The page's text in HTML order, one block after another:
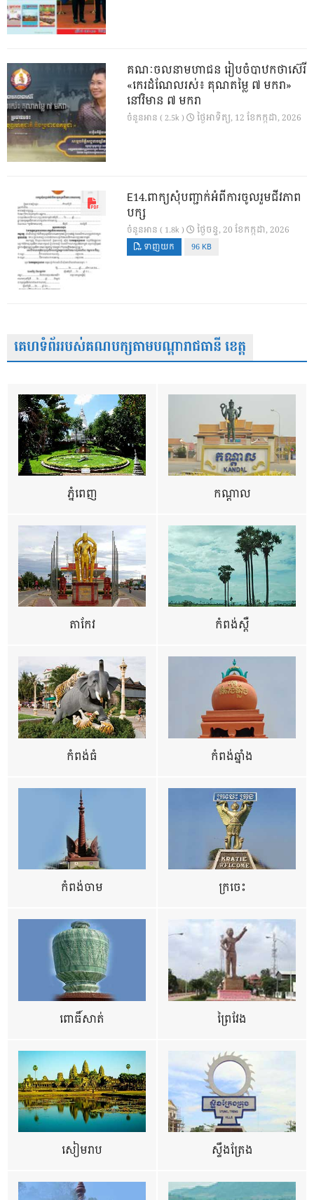
គណៈចលនាមហាជន រៀបចំបាឋកថាស៊េរី
«កេរដំណែលរស់៖ គុណតម្លៃ ៧ មករា»
នៅវិមាន ៧ មករា
ចំនួនអាន ( 2.5k ) ថ្ងៃ​អាទិត្យ, 12 ខែ​កក្កដា, 2026
E14.ពាក្យសុំបញ្ជាក់អំពីការចូលរួមជីវភាព
បក្ស
ចំនួនអាន ( 1.8k ) ថ្ងៃ​ចន្ទ, 20 ខែ​កក្កដា, 2026
ទាញយក 96 KB
គេហទំព័ររបស់គណបក្សតាមបណ្តារាជធានី ខេត្ត
ភ្នំពេញ កណ្តាល
តាកែវ កំពង់ស្ពឺ
កំពង់ធំ កំពង់ឆ្នាំង
កំពង់ចាម ក្រចេះ
ពោធិ៍សាត់ ព្រៃវែង
សៀមរាប ស្ទឹងត្រែង